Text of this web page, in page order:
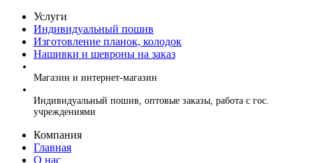
Услуги
Индивидуальный пошив
Изготовление планок, колодок
Нашивки и шевроны на заказ
Магазин и интернет-магазин
Индивидуальный пошив, оптовые заказы, работа с гос.
учреждениями
Компания
Главная
О нас